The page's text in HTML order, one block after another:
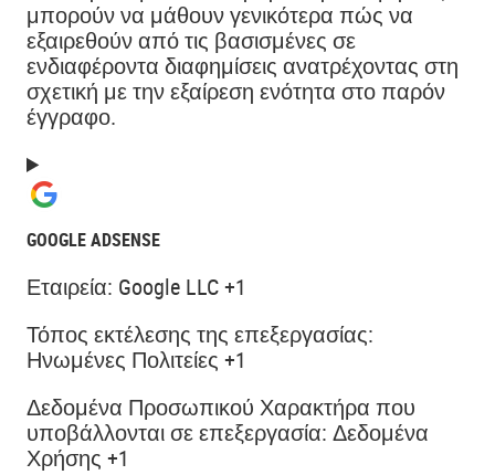
μπορούν να μάθουν γενικότερα πώς να
εξαιρεθούν από τις βασισμένες σε
ενδιαφέροντα διαφημίσεις ανατρέχοντας στη
σχετική με την εξαίρεση ενότητα στο παρόν
έγγραφο.
GOOGLE ADSENSE
Εταιρεία: Google LLC +1
Τόπος εκτέλεσης της επεξεργασίας:
Ηνωμένες Πολιτείες +1
Δεδομένα Προσωπικού Χαρακτήρα που
υποβάλλονται σε επεξεργασία: Δεδομένα
Χρήσης +1